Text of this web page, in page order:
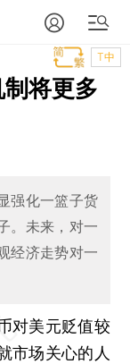
T中
将更多
强化一篮子货
。未来，对一
经济走势对一
美元贬值较
市场关心的人